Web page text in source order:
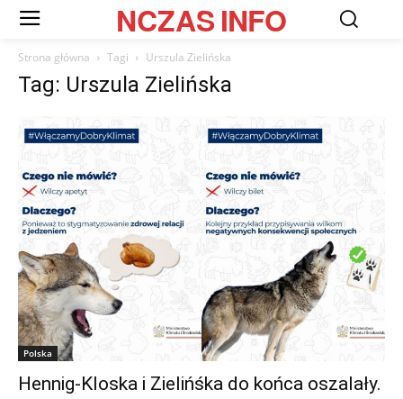
NCZASINFO
Strona główna Tagi Urszula Zielińska
Tag: Urszula Zielińska
Polska
Hennig-Kloska i Zielińśka do końca oszalały.